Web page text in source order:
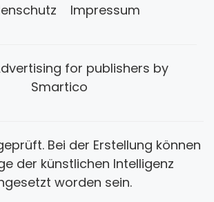
Impressum
for publishers by
Smartico
Bei der Erstellung können
der künstlichen Intelligenz
worden sein.